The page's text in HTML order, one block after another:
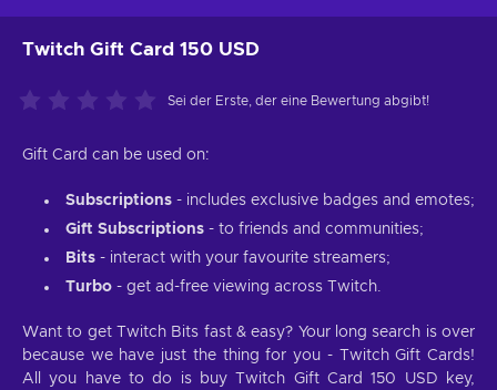
Twitch Gift Card 150 USD
Sei der Erste, der eine Bewertung abgibt!
Gift Card can be used on:
Subscriptions - includes exclusive badges and emotes;
Gift Subscriptions - to friends and communities;
Bits - interact with your favourite streamers;
Turbo - get ad-free viewing across Twitch.
Want to get Twitch Bits fast & easy? Your long search is over
because we have just the thing for you - Twitch Gift Cards!
All you have to do is buy Twitch Gift Card 150 USD key,